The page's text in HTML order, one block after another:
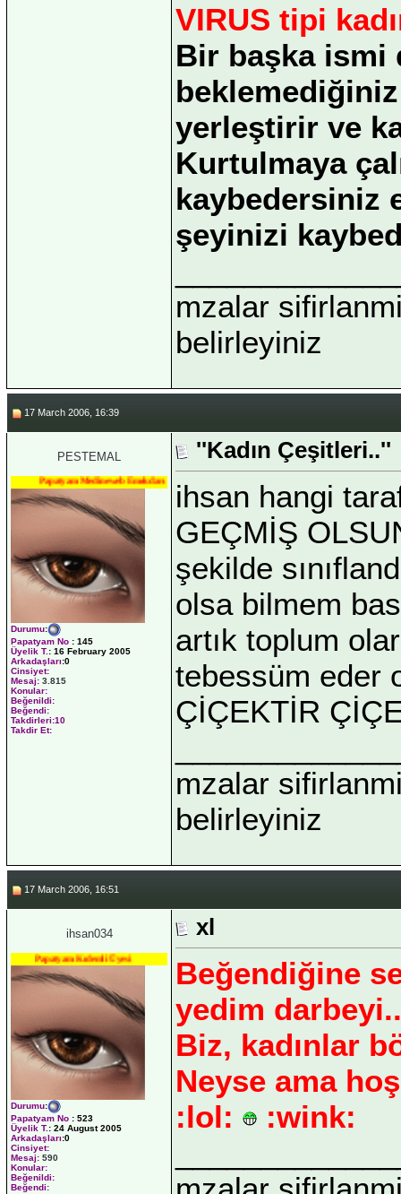
VIRUS tipi
Bir başka ismi
yerleştirir ve
Kurtulmaya
kaybedersiniz
şeyinizi
mzalar
belirleyiniz
17 March 2006, 16:39
PESTEMAL
Papatyam Medineweb Emekdarı
Durumu:
Papatyam No : 145
Üyelik T.: 16 February 2005
Arkadaşları:0
Cinsiyet:
Mesaj: 3.815
Konular:
Beğenildi:
Beğendi:
Takdirleri:10
Takdir Et:
''Kadın Çeşitleri..''
ihsan hangi
GEÇMİŞ
şekilde
olsa bilmem
artık toplum
tebessüm eder
ÇİÇEKTİR
mzalar
belirleyiniz
17 March 2006, 16:51
ihsan034
Papatyam Kıdemli Üyesi
Durumu:
Papatyam No : 523
Üyelik T.: 24 August 2005
Arkadaşları:0
Cinsiyet:
Mesaj: 590
Konular:
Beğenildi:
Beğendi:
xl
Beğendiğine
yedim
Biz, kadınlar
Neyse ama
:lol:
:wink: